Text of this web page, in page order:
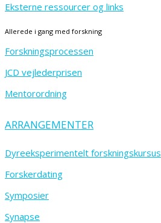
Eksterne ressourcer og links
Allerede i gang med forskning
Forskningsprocessen
JCD vejlederprisen
Mentorordning
ARRANGEMENTER
Dyreeksperimentelt forskningskursus
Forskerdating
Symposier
Synapse